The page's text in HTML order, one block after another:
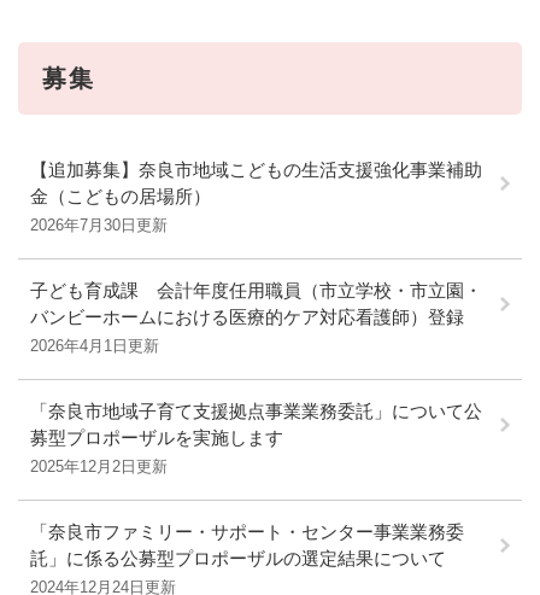
募集
【追加募集】奈良市地域こどもの生活支援強化事業補助
金（こどもの居場所）
2026年7月30日更新
子ども育成課 会計年度任用職員（市立学校・市立園・
バンビーホームにおける医療的ケア対応看護師）登録
2026年4月1日更新
「奈良市地域子育て支援拠点事業業務委託」について公
募型プロポーザルを実施します
2025年12月2日更新
「奈良市ファミリー・サポート・センター事業業務委
託」に係る公募型プロポーザルの選定結果について
2024年12月24日更新